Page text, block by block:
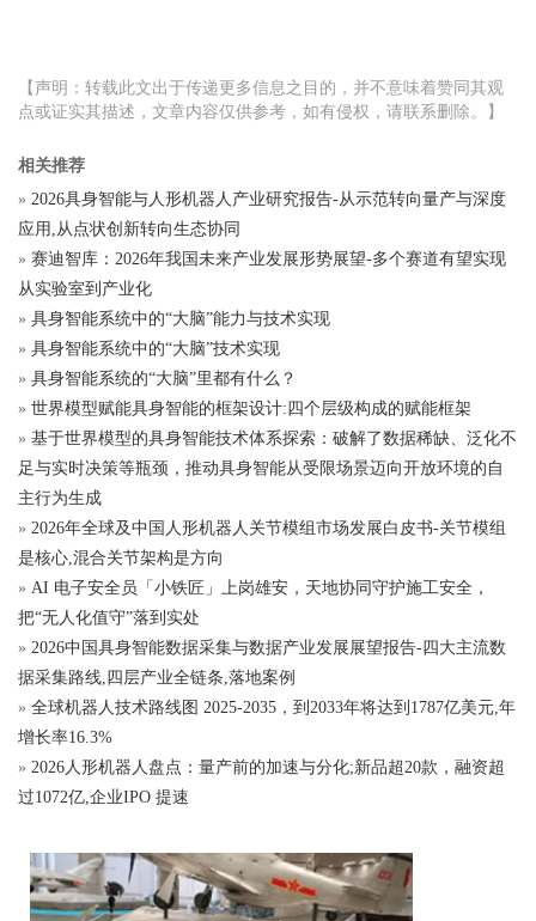
【声明：转载此文出于传递更多信息之目的，并不意味着赞同其观
点或证实其描述，文章内容仅供参考，如有侵权，请联系删除。】
相关推荐
» 2026具身智能与人形机器人产业研究报告-从示范转向量产与深度
应用,从点状创新转向生态协同
» 赛迪智库：2026年我国未来产业发展形势展望-多个赛道有望实现
从实验室到产业化
» 具身智能系统中的“大脑”能力与技术实现
» 具身智能系统中的“大脑”技术实现
» 具身智能系统的“大脑”里都有什么？
» 世界模型赋能具身智能的框架设计:四个层级构成的赋能框架
» 基于世界模型的具身智能技术体系探索：破解了数据稀缺、泛化不
足与实时决策等瓶颈，推动具身智能从受限场景迈向开放环境的自
主行为生成
» 2026年全球及中国人形机器人关节模组市场发展白皮书-关节模组
是核心,混合关节架构是方向
» AI 电子安全员「小铁匠」上岗雄安，天地协同守护施工安全，
把“无人化值守”落到实处
» 2026中国具身智能数据采集与数据产业发展展望报告-四大主流数
据采集路线,四层产业全链条,落地案例
» 全球机器人技术路线图 2025-2035，到2033年将达到1787亿美元,年
增长率16.3%
» 2026人形机器人盘点：量产前的加速与分化;新品超20款，融资超
过1072亿,企业IPO 提速